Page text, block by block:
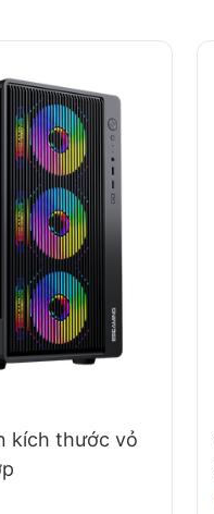
kích thước vỏ